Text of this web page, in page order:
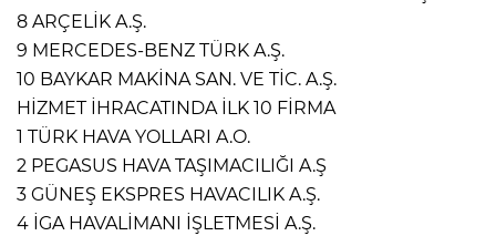
8 ARÇELİK A.Ş.
9 MERCEDES-BENZ TÜRK A.Ş.
10 BAYKAR MAKİNA SAN. VE TİC. A.Ş.
HİZMET İHRACATINDA İLK 10 FİRMA
1 TÜRK HAVA YOLLARI A.O.
2 PEGASUS HAVA TAŞIMACILIĞI A.Ş
3 GÜNEŞ EKSPRES HAVACILIK A.Ş.
4 İGA HAVALİMANI İŞLETMESİ A.Ş.